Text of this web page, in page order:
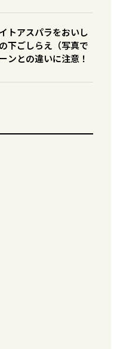
トアスパラをおいし
下ごしらえ（写真で
ンとの違いに注意！